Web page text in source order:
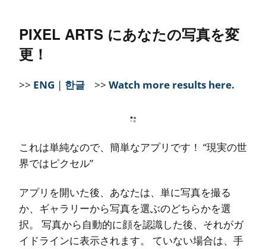
PIXEL ARTS にあなたの写真を変
更！
>> ENG | 한글 >> Watch more results here.
これは単純なので、簡単なアプリです！ “現実の世
界ではピクセル”
アプリを開いた後、あなたは、単に写真を撮る
か、ギャラリーから写真を選ぶのどちらかを選
択。 写真から自動的に顔を認識した後、それがガ
イドラインに表示されます。 ていない場合は、手